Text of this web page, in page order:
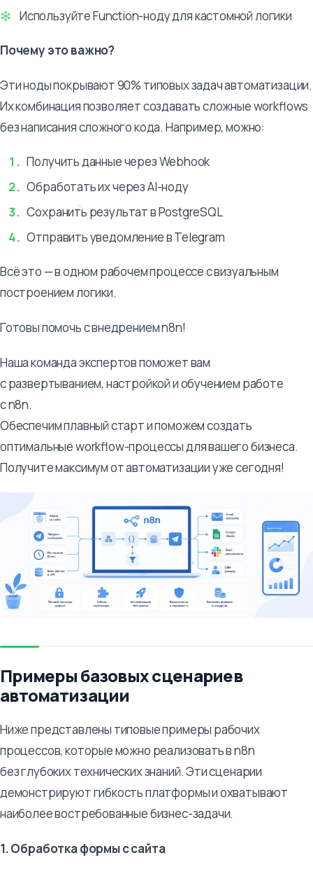
Используйте Function-ноду для кастомной логики
Почему это важно?
Эти ноды покрывают 90% типовых задач автоматизации.
Их комбинация позволяет создавать сложные workflows
без написания сложного кода. Например, можно:
Получить данные через Webhook
Обработать их через AI-ноду
Сохранить результат в PostgreSQL
Отправить уведомление в Telegram
Всё это — в одном рабочем процессе с визуальным
построением логики.
Готовы помочь с внедрением n8n!
Наша команда экспертов поможет вам
с развертыванием, настройкой и обучением работе
с n8n.
Обеспечим плавный старт и поможем создать
оптимальные workflow-процессы для вашего бизнеса.
Получите максимум от автоматизации уже сегодня!
Примеры базовых сценариев
автоматизации
Ниже представлены типовые примеры рабочих
процессов, которые можно реализовать в n8n
без глубоких технических знаний. Эти сценарии
демонстрируют гибкость платформы и охватывают
наиболее востребованные бизнес-задачи.
1. Обработка формы с сайта